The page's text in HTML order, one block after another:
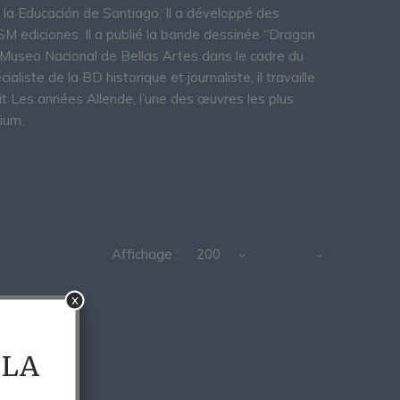
Educación de Santiago. Il a développé des
ediciones. Il a publié la bande dessinée “Dragon
Nacional de Bellas Artes dans le cadre du
de la BD historique et journaliste, il travaille
années Allende, l’une des œuvres les plus
Affichage : 200
x